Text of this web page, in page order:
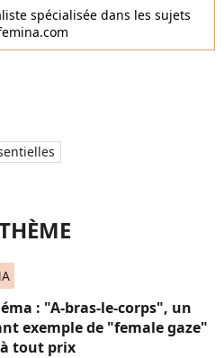
spécialisée dans les sujets
: "A-bras-le-corps", un
exemple de "female gaze"
tout prix